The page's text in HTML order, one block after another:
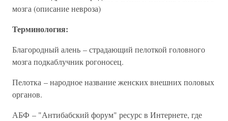
мозга (описание невроза)
Терминология:
Благородный алень – страдающий пелоткой головного
мозга подкаблучник рогоносец.
Пелотка – народное название женских внешних половых
органов.
АБФ – "Антибабский форум" ресурс в Интернете, где